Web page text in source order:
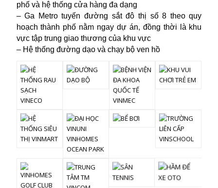
phố và hệ thống cửa hàng đa dạng
– Ga Metro tuyến đường sắt đô thị số 8 theo quy
hoạch thành phố nằm ngay dự án, đồng thời là khu
vực tập trung giao thương của khu vực
– Hệ thống đường dạo và chạy bộ ven hồ